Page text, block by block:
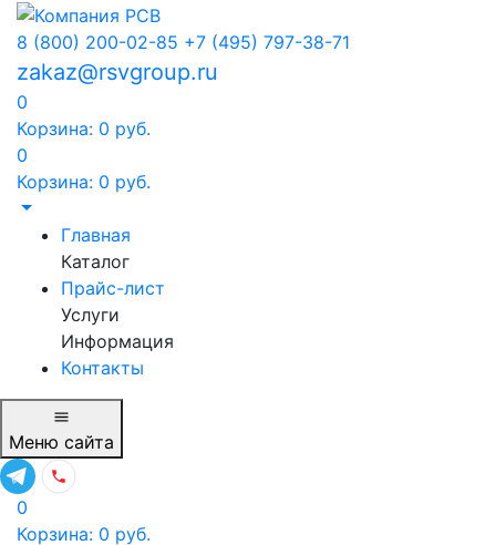
8 (800) 200-02-85 +7 (495) 797-38-71
zakaz@rsvgroup.ru
0
Корзина: 0 руб.
0
Корзина: 0 руб.
Главная
Каталог
Прайс-лист
Услуги
Информация
Контакты
Меню сайта
0
Корзина: 0 руб.